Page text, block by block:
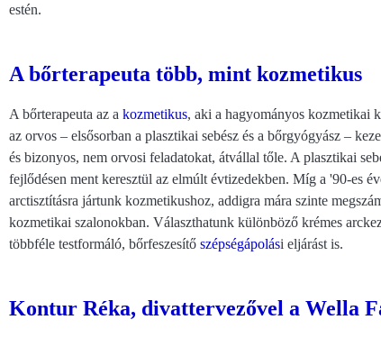
estén.
A bőrterapeuta több, mint kozmetikus
A bőrterapeuta az a kozmetikus, aki a hagyományos kozmetikai
az orvos – elsősorban a plasztikai sebész és a bőrgyógyász –
és bizonyos, nem orvosi feladatokat, átvállal tőle. A plasztikai
fejlődésen ment keresztül az elmúlt évtizedekben. Míg a '90-es
arctisztításra jártunk kozmetikushoz, addigra mára szinte
kozmetikai szalonokban. Választhatunk különböző krémes
többféle testformáló, bőrfeszesítő szépségápolási eljárást is.
Kontur Réka, divattervezővel a Wella